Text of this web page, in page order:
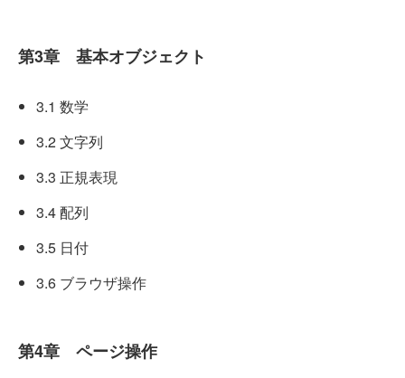
第3章 基本オブジェクト
3.1 数学
3.2 文字列
3.3 正規表現
3.4 配列
3.5 日付
3.6 ブラウザ操作
第4章 ページ操作